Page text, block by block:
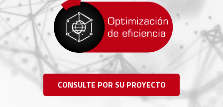
CONSULTE POR SU PROYECTO